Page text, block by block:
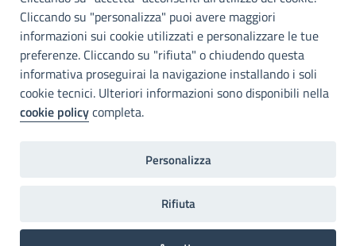
PEC: cm.pa@cert.cittametropolitana.pa.it
I nostri canali social
Accessibilità
Città Metropolitana di Palermo si impegna a rendere il proprio sito
web accessibile, conformemente al D.lgs. 10 agosto 2018, n°106
Home Note legali Privacy
RPD
Cliccando su "personalizza" puoi avere maggiori
informazioni sui cookie utilizzati e personalizzare le tue
preferenze. Cliccando su "rifiuta" o chiudendo questa
informativa proseguirai la navigazione installando i soli
cookie tecnici. Ulteriori informazioni sono disponibili nella
cookie policycompleta.
Personalizza
Rifiuta